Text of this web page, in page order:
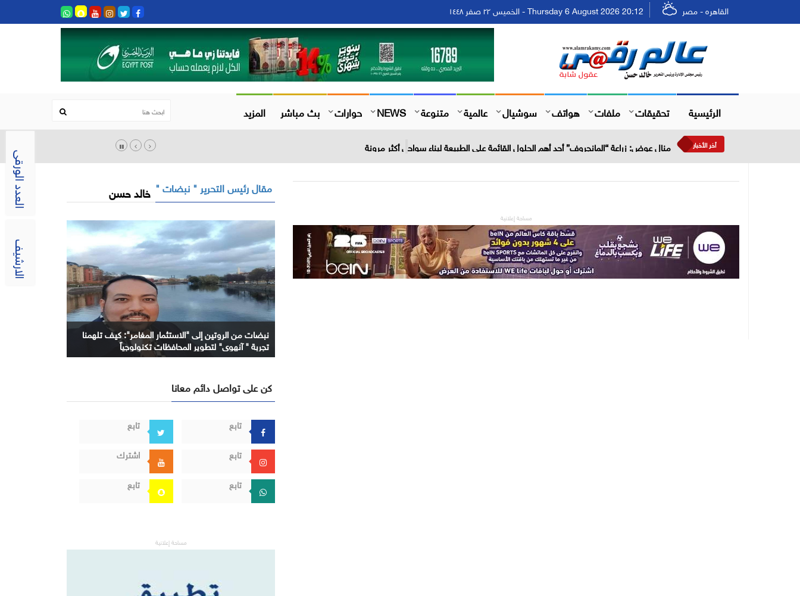
العدد الورقى
الارشيف
القاهره - مصر Thursday 6 August 2026 20:12 - الخميس ٢٢ صفر ١٤٤٨
الرئيسية تحقيقات ملفات هواتف سوشيال عالمية متنوعة NEWS حوارات بث مباشر المزيد
أخر الأخبار منال عوض: زراعة “المانجروف” أحد أهم الحلول القائمة على الطبيعة لبناء سواحل أكثر مرونة
مساحة إعلانية
مقال رئيس التحرير " نبضات " خالد حسن
نبضات من الروتين إلى "الاستثمار المغامر": كيف تلهمنا
تجربة " آنهوي" لتطوير المحافظات تكنولوجياً
كن على تواصل دائم معانا
تابع
تابع
تابع
اشترك
تابع
تابع
مساحة إعلانية